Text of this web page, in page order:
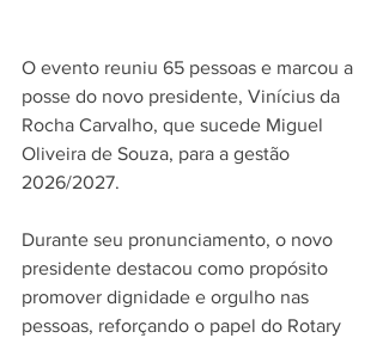
O evento reuniu 65 pessoas e marcou a
posse do novo presidente, Vinícius da
Rocha Carvalho, que sucede Miguel
Oliveira de Souza, para a gestão
2026/2027.
Durante seu pronunciamento, o novo
presidente destacou como propósito
promover dignidade e orgulho nas
pessoas, reforçando o papel do Rotary